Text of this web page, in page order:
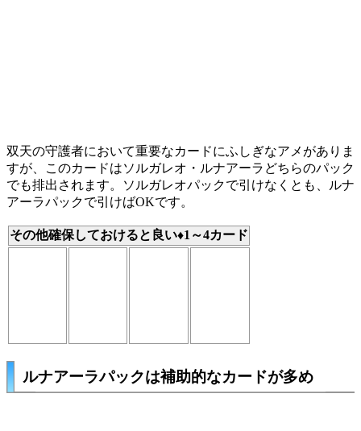
双天の守護者において重要なカードにふしぎなアメ がありま
すが、このカードはソルガレオ・ルナアーラどちらのパック
でも排出されます。ソルガレオパックで引けなくとも、ルナ
アーラパックで引けばOKです。
その他確保しておけると良い♦1～4カード
ルナアーラパックは補助的なカードが多め